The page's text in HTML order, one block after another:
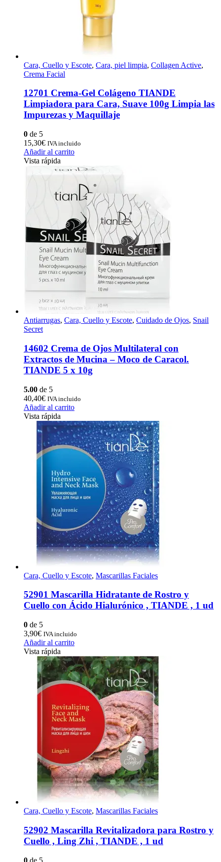
Cara, Cuello y Escote, Cara, piel limpia, Collagen Active,
Crema Facial
12701 Crema-Gel Colágeno TIANDE
Limpiadora para Cara, Suave 100g Limpia las
Impurezas y Maquillaje
0 de 5
15,30€ IVA incluido
Añadir al carrito
Vista rápida
Antiarrugas, Cara, Cuello y Escote, Cuidado de Ojos, Snail
Secret
14602 Crema de Ojos Multilateral con
Extractos de Mucina – Moco de Caracol.
TIANDE 5 x 10g
5.00 de 5
40,40€ IVA incluido
Añadir al carrito
Vista rápida
Cara, Cuello y Escote, Mascarillas Faciales
52901 Mascarilla Hidratante de Rostro y
Cuello con Ácido Hialurónico , TIANDE , 1 ud
0 de 5
3,90€ IVA incluido
Añadir al carrito
Vista rápida
Cara, Cuello y Escote, Mascarillas Faciales
52902 Mascarilla Revitalizadora para Rostro y
Cuello , Ling Zhi , TIANDE , 1 ud
0 de 5